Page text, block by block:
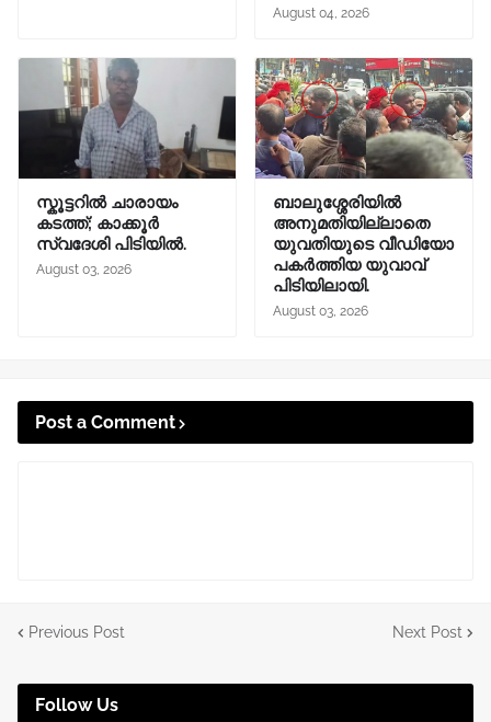
August 04, 2026
സ്കൂട്ടറിൽ ചാരായം
കടത്ത്; കാക്കൂർ
സ്വദേശി പിടിയിൽ.
August 03, 2026
ബാലുശ്ശേരിയിൽ
അനുമതിയില്ലാതെ
യുവതിയുടെ വീഡിയോ
പകർത്തിയ യുവാവ്
പിടിയിലായി.
August 03, 2026
Post a Comment
Previous Post Next Post
Follow Us